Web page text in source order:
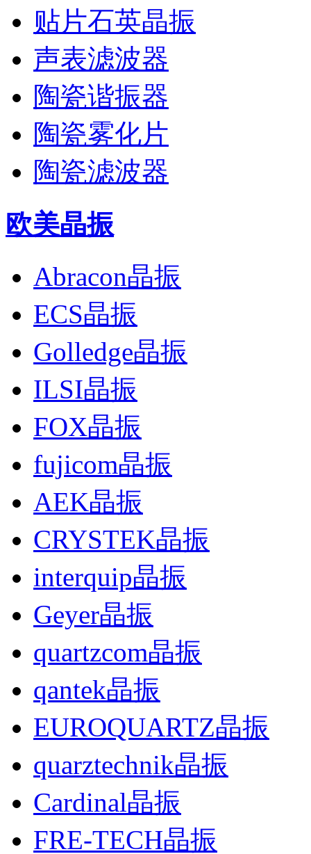
贴片石英晶振
声表滤波器
陶瓷谐振器
陶瓷雾化片
陶瓷滤波器
欧美晶振
Abracon晶振
ECS晶振
Golledge晶振
ILSI晶振
FOX晶振
fujicom晶振
AEK晶振
CRYSTEK晶振
interquip晶振
Geyer晶振
quartzcom晶振
qantek晶振
EUROQUARTZ晶振
quarztechnik晶振
Cardinal晶振
FRE-TECH晶振